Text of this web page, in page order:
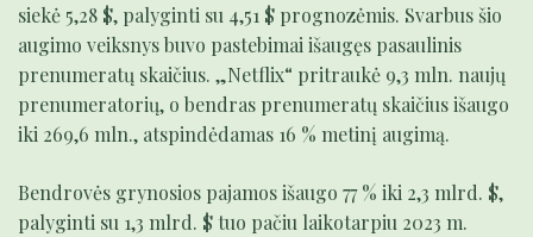
siekė 5,28 $, palyginti su 4,51 $ prognozėmis. Svarbus šio
augimo veiksnys buvo pastebimai išaugęs pasaulinis
prenumeratų skaičius. „Netflix“ pritraukė 9,3 mln. naujų
prenumeratorių, o bendras prenumeratų skaičius išaugo
iki 269,6 mln., atspindėdamas 16 % metinį augimą.
Bendrovės grynosios pajamos išaugo 77 % iki 2,3 mlrd. $,
palyginti su 1,3 mlrd. $ tuo pačiu laikotarpiu 2023 m.